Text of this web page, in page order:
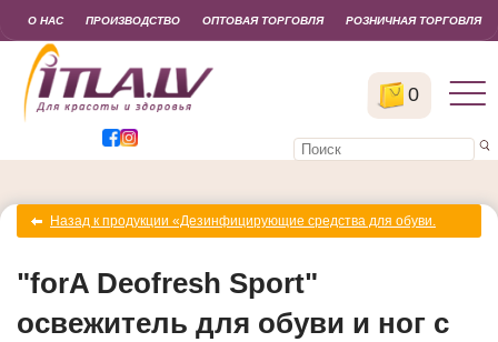
0
О НАС ПРОИЗВОДСТВО ОПТОВАЯ ТОРГОВЛЯ РОЗНИЧНАЯ ТОРГОВЛЯ
Назад к продукции «Дезинфицирующие средства для обуви.
"forA Deofresh Sport"
освежитель для обуви и ног с